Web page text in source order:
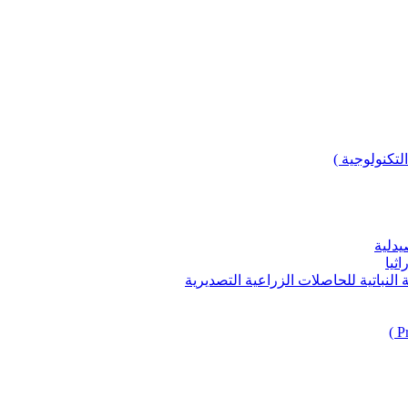
)
للحاصلات الزراعية التصديرية